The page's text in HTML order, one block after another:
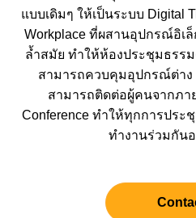
แบบเดิมๆ ให้เป็นระบบ Digital
Workplace ที่ผสานอุปกรณ์อิเ
ล้ำสมัย ทำให้ห้องประชุมธรร
สามารถควบคุมอุปกรณ์ต่าง
สามารถติดต่อผู้คนจากภา
Conference ทำให้ทุกการปร
ทำงานร่วมกัน